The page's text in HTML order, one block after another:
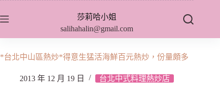
至
內
莎莉哈小姐
salihahalin@gmail.com
*台北中山區熱炒*得意生猛活海鮮百元熱炒，份量頗多
2013 年 12 月 19 日 台北中式料理熱炒店